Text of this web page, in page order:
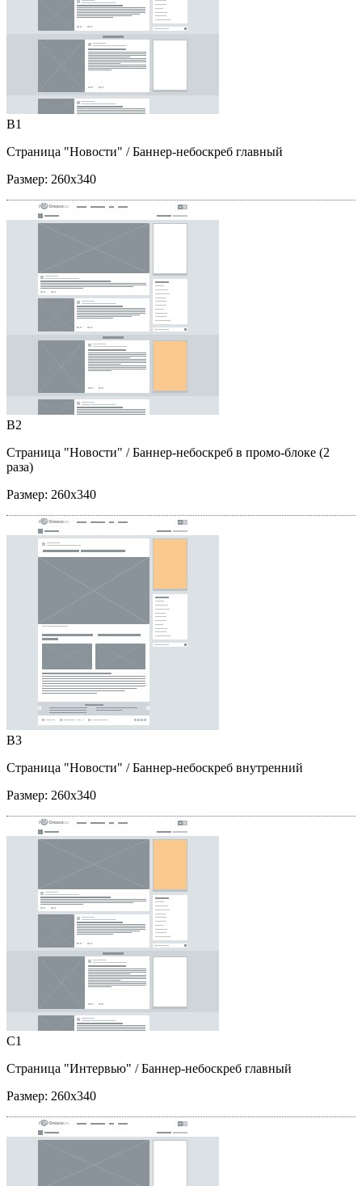
B1
Страница "Новости" / Баннер-небоскреб главный
Размер: 260x340
B2
Страница "Новости" / Баннер-небоскреб в промо-блоке (2
раза)
Размер: 260x340
B3
Страница "Новости" / Баннер-небоскреб внутренний
Размер: 260x340
C1
Страница "Интервью" / Баннер-небоскреб главный
Размер: 260x340